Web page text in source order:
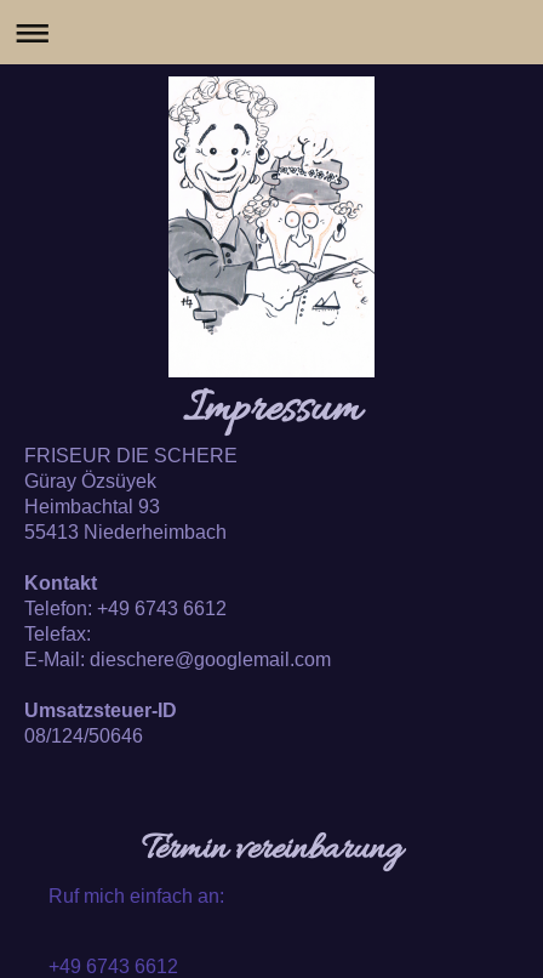
Impressum
FRISEUR DIE SCHERE
Güray Özsüyek
Heimbachtal 93
55413 Niederheimbach
Kontakt
Telefon: +49 6743 6612
Telefax:
E-Mail: dieschere@googlemail.com
Umsatzsteuer-ID
08/124/50646
Termin vereinbarung
Ruf mich einfach an:
+49 6743 6612